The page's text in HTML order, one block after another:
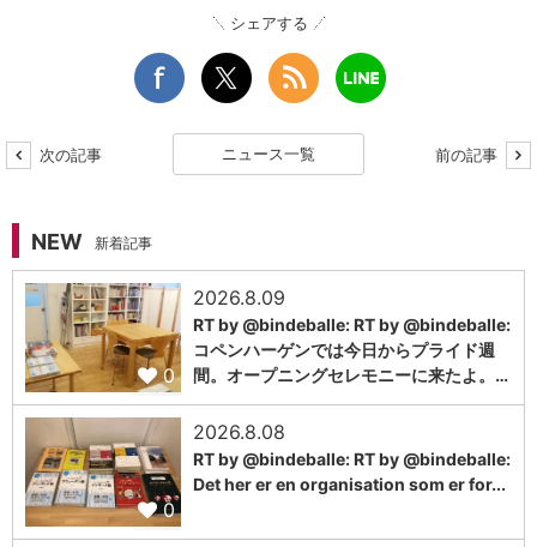
シェアする
次の記事 ニュース一覧 前の記事
NEW 新着記事
0
2026.8.09
RT by @bindeballe: RT by @bindeballe:
コペンハーゲンでは今日からプライド週
間。オープニングセレモニーに来たよ。…
0
2026.8.08
RT by @bindeballe: RT by @bindeballe:
Det her er en organisation som er for...